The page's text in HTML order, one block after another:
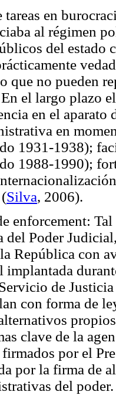
en
al régimen
del estado
que no pueden
el largo plazo
en el
en
1931-1938);
1988-1990);
Silva, 2006).
enforcement:
del Poder
República con
implantada
de
con forma de
clave de la
por el
por la firma de
del poder.